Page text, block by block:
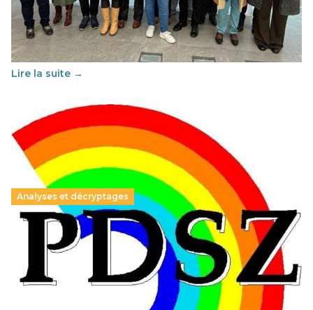
29 juin 2026-National
Cette année, l'UNSA Éducation a mené un projet Erasmus
soutenu par l'union Européenne et centré sur l'éducation
au vivre-ensemble : quelles différences entre la France…
Lire la suite →
Analyses et décryptages
Hongrie : du changement pour les politiques
éducatives, aussi !
25 juin 2026
En Hongrie, le conservateur Peter Magyar et son parti
Tisza "Respect et liberté" ont remporté une large victoire,